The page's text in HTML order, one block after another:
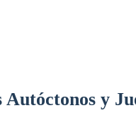
y